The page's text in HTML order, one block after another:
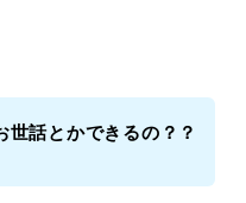
世話とかできるの？？